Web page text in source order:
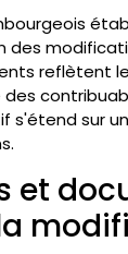
des
reflètent
s'étend sur
et